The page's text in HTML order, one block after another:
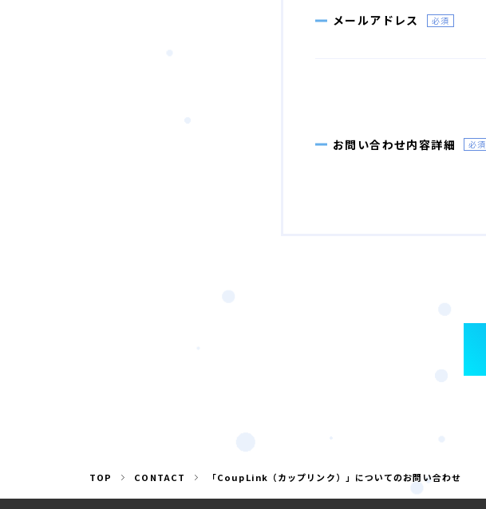
メールアドレス 必須
お問い合わせ内容詳細 必須
TOP CONTACT 「CoupLink（カップリンク）」についてのお問い合わせ